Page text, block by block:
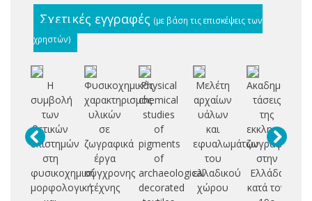
Σχετικές εγγραφές (με βάση τις επισκέψεις των
χρηστών)
Η
συμβολή
των
θετικών
επιστημών
στη
φυσικοχημική
μορφολογική
Φυσικοχημικός
χαρακτηρισμός
υλικών
σε
ζωγραφικά
έργα
σύγχρονης
τέχνης
Physical
chemical
studies
of
pigments
of
archaeological
decorated
Μελέτη
αρχαίων
υάλων
και
εφυαλωμάτων
του
ελλαδικού
χώρου
Ακαδημαϊκές
τάσεις
της
ζωγραφικής
στην
Ελλάδα
κατά τον